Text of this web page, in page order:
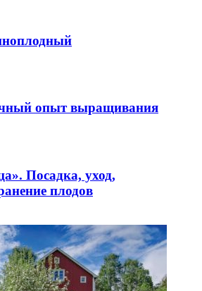
опыт выращивания
Посадка, уход,
плодов